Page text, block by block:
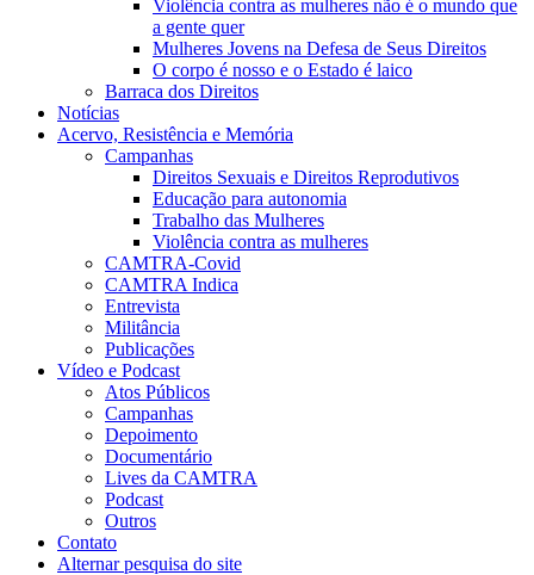
Violência contra as mulheres não é o mundo que
a gente quer
Mulheres Jovens na Defesa de Seus Direitos
O corpo é nosso e o Estado é laico
Barraca dos Direitos
Notícias
Acervo, Resistência e Memória
Campanhas
Direitos Sexuais e Direitos Reprodutivos
Educação para autonomia
Trabalho das Mulheres
Violência contra as mulheres
CAMTRA-Covid
CAMTRA Indica
Entrevista
Militância
Publicações
Vídeo e Podcast
Atos Públicos
Campanhas
Depoimento
Documentário
Lives da CAMTRA
Podcast
Outros
Contato
Alternar pesquisa do site